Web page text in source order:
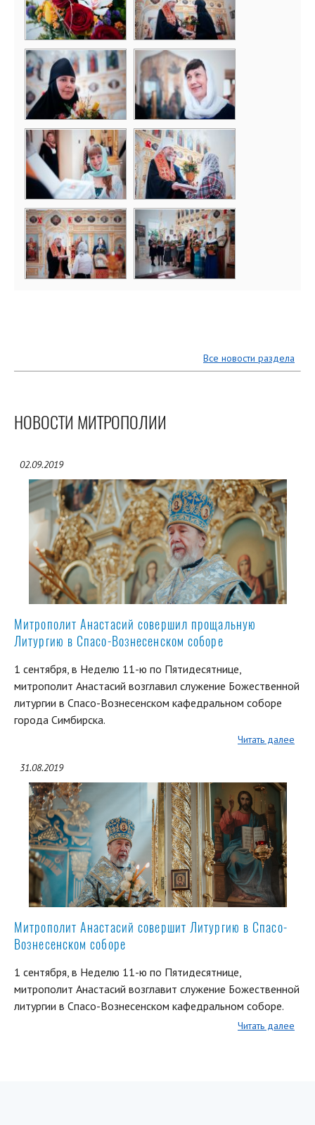
Все новости раздела
НОВОСТИ МИТРОПОЛИИ
02.09.2019
Митрополит Анастасий совершил прощальную
Литургию в Спасо-Вознесенском соборе
1 сентября, в Неделю 11-ю по Пятидесятнице,
митрополит Анастасий возглавил служение Божественной
литургии в Спасо-Вознесенском кафедральном соборе
города Симбирска.
Читать далее
31.08.2019
Митрополит Анастасий совершит Литургию в Спасо-
Вознесенском соборе
1 сентября, в Неделю 11-ю по Пятидесятнице,
митрополит Анастасий возглавит служение Божественной
литургии в Спасо-Вознесенском кафедральном соборе.
Читать далее